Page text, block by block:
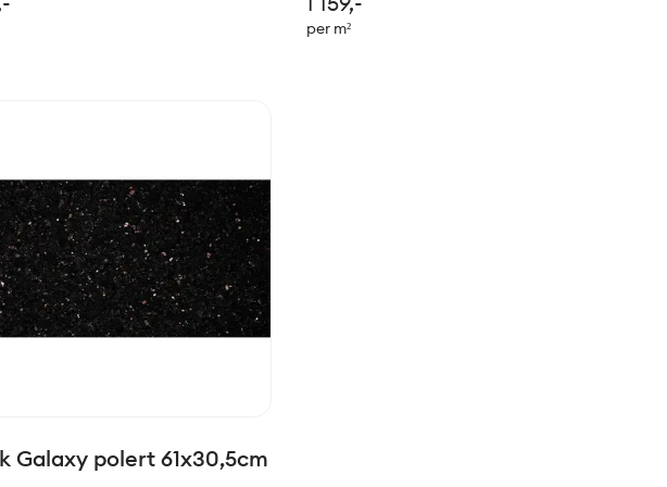
mange. Ypperlig i kombinasjon
fliser. Behandles med
veldig mange. Ypperlig i kombinasjon
med keramiske fliser. Behandles med
per m²
Galaxy polert 61x30,5cm